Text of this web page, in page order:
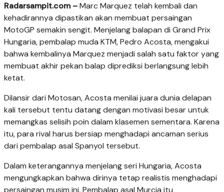
Radarsampit.com –Marc Marquez telah kembali dan
kehadirannya dipastikan akan membuat persaingan
MotoGP semakin sengit. Menjelang balapan di Grand Prix
Hungaria, pembalap muda KTM, Pedro Acosta, mengakui
bahwa kembalinya Marquez menjadi salah satu faktor yang
membuat akhir pekan balap diprediksi berlangsung lebih
ketat.
Dilansir dari Motosan, Acosta menilai juara dunia delapan
kali tersebut tentu datang dengan motivasi besar untuk
memangkas selisih poin dalam klasemen sementara. Karena
itu, para rival harus bersiap menghadapi ancaman serius
dari pembalap asal Spanyol tersebut.
Dalam keterangannya menjelang seri Hungaria, Acosta
mengungkapkan bahwa dirinya tetap realistis menghadapi
persaingan musim ini. Pembalap asal Murcia itu